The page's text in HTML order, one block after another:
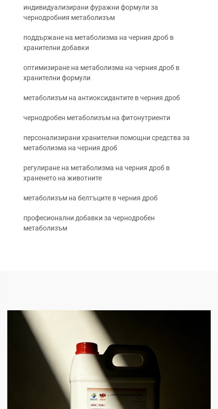
индивидуализирани фуражни формули за
чернодробния метаболизъм
поддържане на метаболизма на черния дроб в
хранителни добавки
оптимизиране на метаболизма на черния дроб в
хранителни формули
метаболизъм на антиоксидантите в черния дроб
чернодробен метаболизъм на фитонутриенти
персонализирани хранителни помощни средства за
метаболизма на черния дроб
регулиране на метаболизма на черния дроб в
храненето на животните
метаболизъм на белтъците в черния дроб
професионални добавки за чернодробен
метаболизъм